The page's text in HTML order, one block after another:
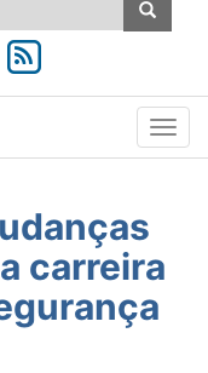
carreira